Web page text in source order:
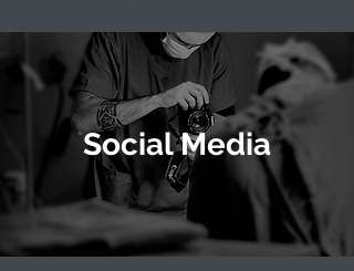
Social Media